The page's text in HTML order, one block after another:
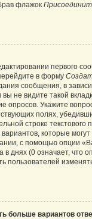
флажок
первого
в форму
сообщения, в
вы не видите такой
опросов. Укажите
полях,
строке текстового
которые
с помощью опции
днях (0 означает, что
пользователей
больше вариантов